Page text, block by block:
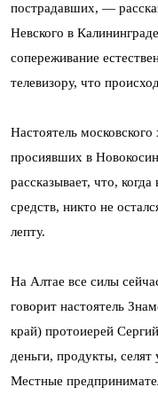
пострадавших, —
Невского в
сопереживание
телевизору, что
Настоятель
просиявших в
рассказывает, что,
средств, никто не
лепту.
На Алтае все силы
говорит настоятель
край) протоиерей
деньги, продукты, селят
Местные